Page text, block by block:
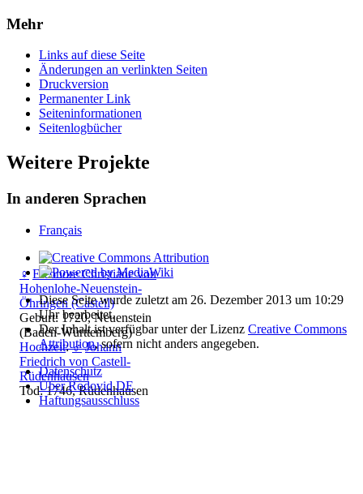
♀ Eleonore Christiane von
Hohenlohe-Neuenstein-
Öhringen (Castell)
Geburt: 1720, Neuenstein
(Baden-Württemberg)
Hochzeit:♂ Johann
Friedrich von Castell-
Rüdenhausen
Tod: 1746, Rüdenhausen
Mehr
Links auf diese Seite
Änderungen an verlinkten Seiten
Druckversion
Permanenter Link
Seiten­­informationen
Seitenlogbücher
Weitere Projekte
In anderen Sprachen
Français
Diese Seite wurde zuletzt am 26. Dezember 2013 um 10:29
Uhr bearbeitet.
Der Inhalt ist verfügbar unter der Lizenz Creative Commons
Attribution, sofern nicht anders angegeben.
Datenschutz
Über Rodovid DE
Haftungsausschluss